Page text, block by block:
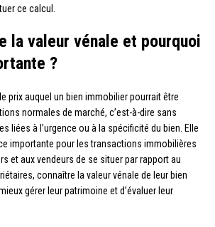
ce calcul.
la valeur vénale et pourquoi
?
prix auquel un bien immobilier pourrait être
normales de marché, c’est-à-dire sans
liées à l’urgence ou à la spécificité du bien. Elle
importante pour les transactions immobilières
et aux vendeurs de se situer par rapport au
connaître la valeur vénale de leur bien
gérer leur patrimoine et d’évaluer leur